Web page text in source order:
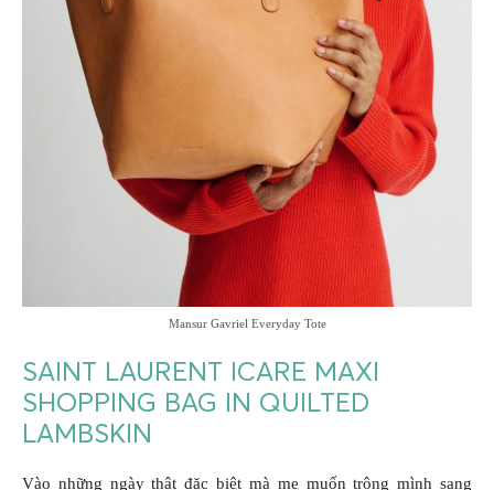
Mansur Gavriel Everyday Tote
SAINT LAURENT ICARE MAXI
SHOPPING BAG IN QUILTED
LAMBSKIN
Vào những ngày thật đặc biệt mà mẹ muốn trông mình sang